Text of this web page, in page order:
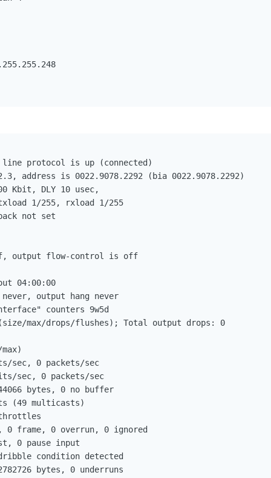
protocol is up (connected)
address is 0022.9078.2292 (bia 0022.9078.2292)
Kbit, DLY 10 usec,
1/255, rxload 1/255
not set
flow-control is off
04:00:00
output hang never
counters 9w5d
max/drops/flushes); Total output drops: 0
0 packets/sec
sec, 0 packets/sec
bytes, 0 no buffer
(49 multicasts)
0 overrun, 0 ignored
0 pause input
condition detected
bytes, 0 underruns